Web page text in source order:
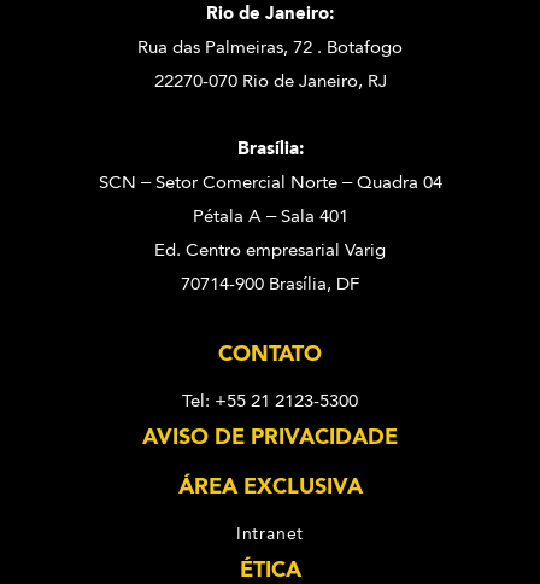
Rio de Janeiro:
Rua das Palmeiras, 72 . Botafogo
22270-070 Rio de Janeiro, RJ
Brasília:
SCN – Setor Comercial Norte – Quadra 04
Pétala A – Sala 401
Ed. Centro empresarial Varig
70714-900 Brasília, DF
CONTATO
Tel: +55 21 2123-5300
AVISO DE PRIVACIDADE
ÁREA EXCLUSIVA
Intranet
ÉTICA